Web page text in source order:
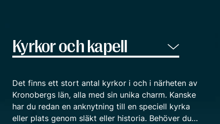
Det finns ett stort antal kyrkor i och i närheten av
Kronobergs län, alla med sin unika charm. Kanske
har du redan en anknytning till en speciell kyrka
eller plats genom släkt eller historia. Behöver du